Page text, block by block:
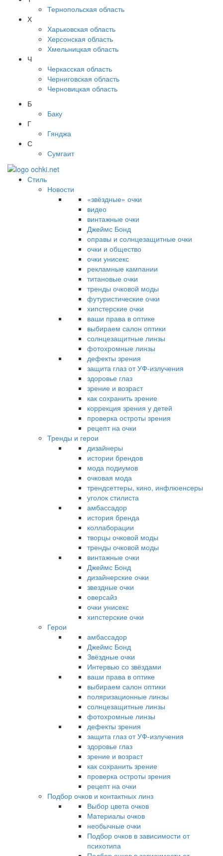
Тернопольская область
Х
Харьковская область
Херсонская область
Хмельницкая область
Ч
Черкасская область
Черниговская область
Черновицкая область
Б
Баку
Г
Гянджа
С
Сумгаит
Стиль
Новости
«звёздные» очки
видео
винтажные очки
Джеймс Бонд
оправы и солнцезащитные очки
очки и общество
очки унисекс
рекламные кампании
титановые очки
тренды очковой моды
футуристические очки
хипстерские очки
ваши права в оптике
выбираем салон оптики
солнцезащитные линзы
фотохромные линзы
дефекты зрения
защита глаз от УФ-излучения
здоровье глаз
зрение и возраст
как сохранить зрение
коррекция зрения у детей
проверка остроты зрения
рецепт на очки
Тренды и герои
дизайнеры
истории брендов
мода подиумов
очковая мода
трендсеттеры, кино, инфлюенсеры
уголок стилиста
амбассадор
история бренда
коллаборации
творцы очковой моды
тренды очковой моды
винтажные очки
Джеймс Бонд
дизайнерские очки
звездные очки
оверсайз
очки унисекс
хипстерские очки
Герои
амбассадор
Джеймс Бонд
Звёздные очки
Интервью со звёздами
ваши права в оптике
выбираем салон оптики
поляризационные линзы
солнцезащитные линзы
фотохромные линзы
дефекты зрения
защита глаз от УФ-излучения
здоровье глаз
зрение и возраст
как сохранить зрение
проверка остроты зрения
рецепт на очки
Подбор очков и контактных линз
Выбор цвета очков
Материалы очков
необычные очки
Подбор очков в зависимости от
психотипа